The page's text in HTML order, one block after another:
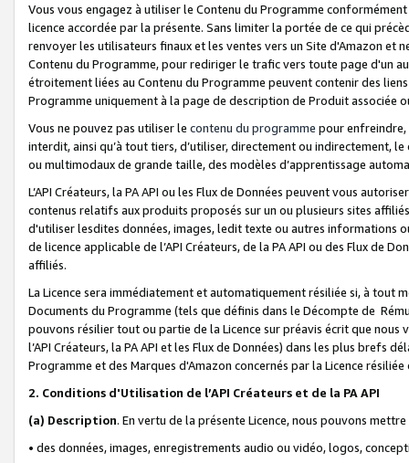
Vous vous engagez à utiliser le Contenu du Programme
licence accordée par la présente. Sans limiter la portée de ce qui
renvoyer les utilisateurs finaux et les ventes vers un Site d'Amazon et
Contenu du Programme, pour rediriger le trafic vers toute page d'un
étroitement liées au Contenu du Programme peuvent contenir des
Programme uniquement à la page de description de Produit associée
Vous ne pouvez pas utiliser le contenu du programme pour
interdit, ainsi qu’à tout tiers, d’utiliser, directement ou indirectement,
ou multimodaux de grande taille, des modèles d’apprentissage
L’API Créateurs, la PA API ou les Flux de Données peuvent vous
contenus relatifs aux produits proposés sur un ou plusieurs sites
d'utiliser lesdites données, images, ledit texte ou autres informations
de licence applicable de l’API Créateurs, de la PA API ou des Flux de
affiliés.
La Licence sera immédiatement et automatiquement résiliée si, à
Documents du Programme (tels que définis dans le Décompte de
pouvons résilier tout ou partie de la Licence sur préavis écrit que
l’API Créateurs, la PA API et les Flux de Données) dans les plus
Programme et des Marques d'Amazon concernés par la Licence
2. Conditions d'Utilisation de l’API Créateurs et de la PA API
(a) Description. En vertu de la présente Licence, nous pouvons
• des données, images, enregistrements audio ou vidéo, logos,